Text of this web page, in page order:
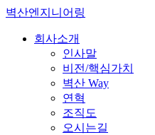
벽산엔지니어링
회사소개
인사말
비전/핵심가치
벽산 Way
연혁
조직도
오시는길